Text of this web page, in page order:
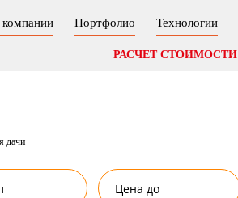
Портфолио Технологии
РАСЧЕТ СТОИМОСТИ
дачи